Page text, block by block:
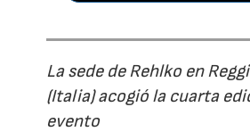
La sede de Rehlko en
(Italia) acogió la cuarta
evento